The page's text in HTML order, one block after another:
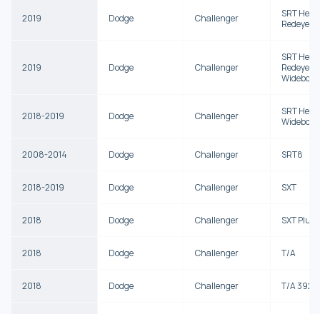
2019 Dodge Challenger
SRT
Redeye
2019 Dodge Challenger
SRT
Redeye
Widebody
2018-2019 Dodge Challenger
SRT
Widebody
2008-2014 Dodge Challenger SRT8
2018-2019 Dodge Challenger SXT
2018 Dodge Challenger SXT Plus
2018 Dodge Challenger T/A
2018 Dodge Challenger T/A 392